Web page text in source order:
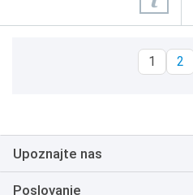
1 2
Upoznajte nas
Poslovanje